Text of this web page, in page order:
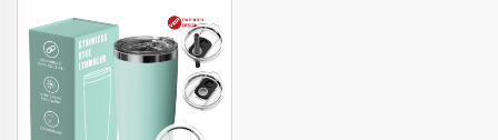
от Неръждаема Стомана
Вакумен Тъмблър С
Персонализирано Лого